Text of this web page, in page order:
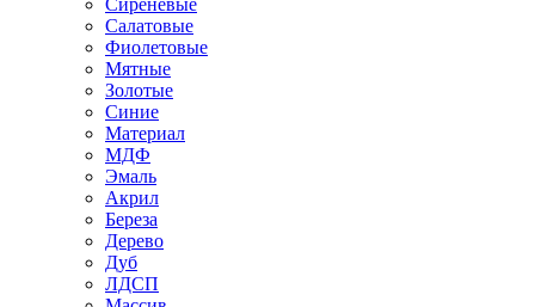
Сиреневые
Салатовые
Фиолетовые
Мятные
Золотые
Синие
Материал
МДФ
Эмаль
Акрил
Береза
Дерево
Дуб
ЛДСП